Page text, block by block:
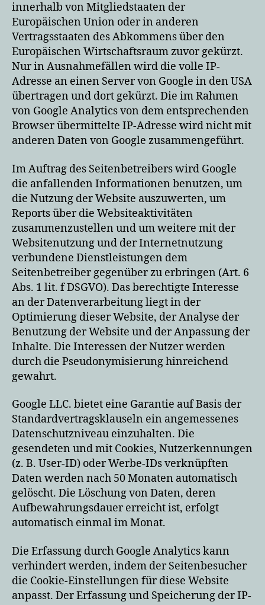
innerhalb von Mitgliedstaaten der
Europäischen Union oder in anderen
Vertragsstaaten des Abkommens über den
Europäischen Wirtschaftsraum zuvor gekürzt.
Nur in Ausnahmefällen wird die volle IP-
Adresse an einen Server von Google in den USA
übertragen und dort gekürzt. Die im Rahmen
von Google Analytics von dem entsprechenden
Browser übermittelte IP-Adresse wird nicht mit
anderen Daten von Google zusammengeführt.
Im Auftrag des Seitenbetreibers wird Google
die anfallenden Informationen benutzen, um
die Nutzung der Website auszuwerten, um
Reports über die Websiteaktivitäten
zusammenzustellen und um weitere mit der
Websitenutzung und der Internetnutzung
verbundene Dienstleistungen dem
Seitenbetreiber gegenüber zu erbringen (Art. 6
Abs. 1 lit. f DSGVO). Das berechtigte Interesse
an der Datenverarbeitung liegt in der
Optimierung dieser Website, der Analyse der
Benutzung der Website und der Anpassung der
Inhalte. Die Interessen der Nutzer werden
durch die Pseudonymisierung hinreichend
gewahrt.
Google LLC. bietet eine Garantie auf Basis der
Standardvertragsklauseln ein angemessenes
Datenschutzniveau einzuhalten. Die
gesendeten und mit Cookies, Nutzerkennungen
(z. B. User-ID) oder Werbe-IDs verknüpften
Daten werden nach 50 Monaten automatisch
gelöscht. Die Löschung von Daten, deren
Aufbewahrungsdauer erreicht ist, erfolgt
automatisch einmal im Monat.
Die Erfassung durch Google Analytics kann
verhindert werden, indem der Seitenbesucher
die Cookie-Einstellungen für diese Website
anpasst. Der Erfassung und Speicherung der IP-